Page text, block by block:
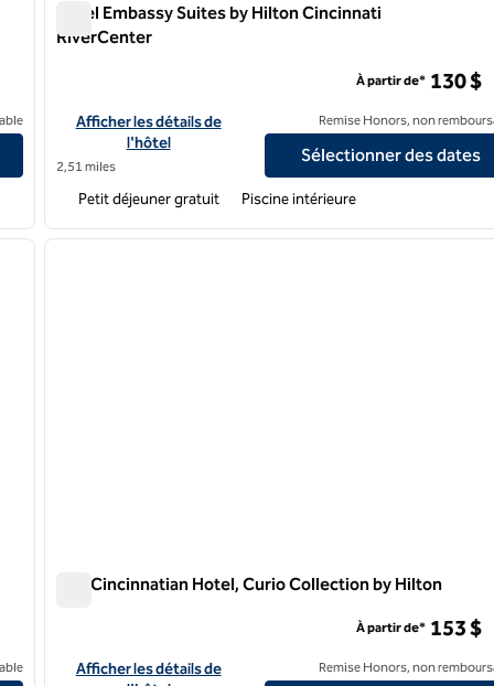
Hôtel Embassy Suites by Hilton Cincinnati
RiverCenter
Afficher les détails de l'hôtel Embassy Suites by Hilton
Afficher les détails de
l'hôtel
2,51 miles
À partir de* 130 $
Remise Honors, non
Sélectionner des dates
Petit déjeuner gratuit Piscine intérieure
image suivante
1 sur 12
The Cincinnatian Hotel, Curio Collection by Hilton
Afficher les détails de l'hôtel The Cincinnatian Hotel, Curio
Afficher les détails de
À partir de* 153 $
Remise Honors, non